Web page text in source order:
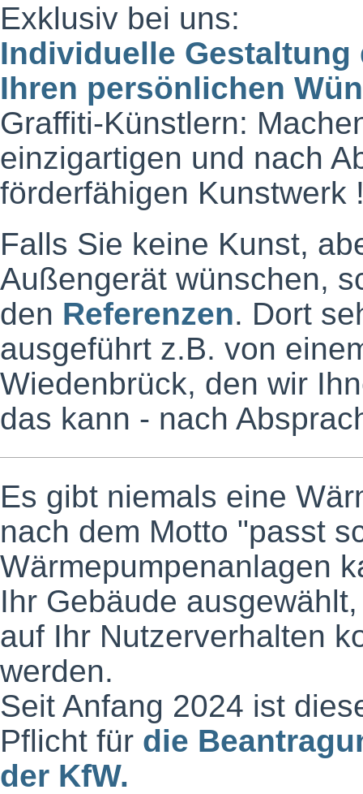
Exklusiv bei uns:
Individuelle Gestaltung
Ihren persönlichen
Graffiti-Künstlern:
einzigartigen und nach
förderfähigen Kunstwerk
Falls Sie keine Kunst,
Außengerät wünschen,
den Referenzen. Dort
ausgeführt z.B. von
Wiedenbrück, den wir
das kann - nach
Es gibt niemals eine
nach dem Motto "passt
Wärmepumpenanlagen
Ihr Gebäude
auf Ihr Nutzerverhalten
werden.
Seit Anfang 2024 ist
Pflicht für die
der KfW.